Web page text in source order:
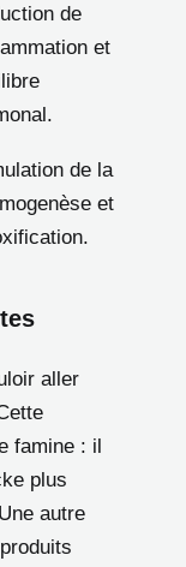
de
et
de la
et
aller
famine : il
plus
autre